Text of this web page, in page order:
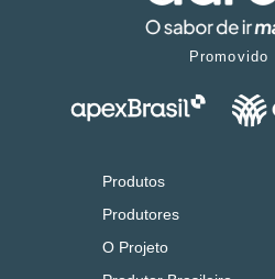
Promovido
Produtos
Produtores
O Projeto